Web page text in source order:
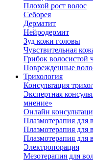
Плохой рост волос
Cеборея
Дерматит
Нейродермит
Зуд кожи головы
Чувствительная
Грибок волосистой
Поврежденные
Трихология
Консультация
Экспертная
мнение»
Онлайн
Плазмотерапия для
Плазмотерапия для
Плазмотерапия для
Электропорация
Мезотерапия для